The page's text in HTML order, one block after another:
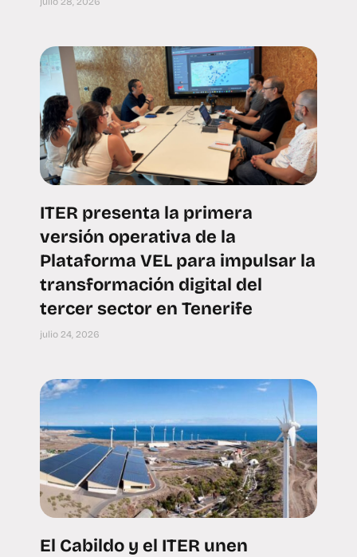
ITER presenta la primera
versión operativa de la
Plataforma VEL para impulsar la
transformación digital del
tercer sector en Tenerife
julio 24, 2026
El Cabildo y el ITER unen